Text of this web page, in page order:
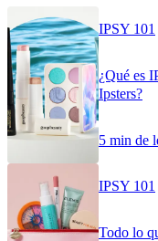
IPSY 101
¿Qué es
Ipsters?
5 min de
IPSY 101
Todo lo